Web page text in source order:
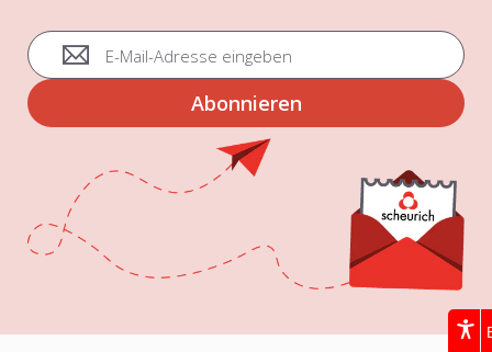
A
n
m
e
z
u
Abonnieren